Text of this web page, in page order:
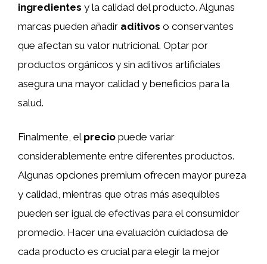
ingredientes y la calidad del producto. Algunas
marcas pueden añadir aditivos o conservantes
que afectan su valor nutricional. Optar por
productos orgánicos y sin aditivos artificiales
asegura una mayor calidad y beneficios para la
salud.
Finalmente, el precio puede variar
considerablemente entre diferentes productos.
Algunas opciones premium ofrecen mayor pureza
y calidad, mientras que otras más asequibles
pueden ser igual de efectivas para el consumidor
promedio. Hacer una evaluación cuidadosa de
cada producto es crucial para elegir la mejor